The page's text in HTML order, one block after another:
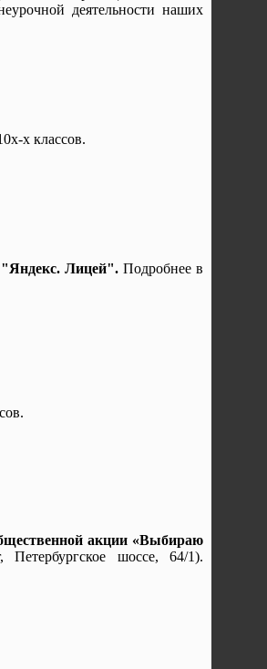
деятельности наших
х классов.
"Яндекс. Лицей". Подробнее в
акции «Выбираю
Петербургское шоссе, 64/1).